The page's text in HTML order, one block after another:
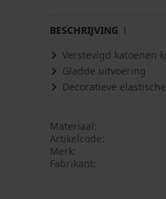
BESCHRIJVING
Verstevigd katoenen
Gladde uitvoering
Decoratieve
Materiaal
Artikelcode
Merk
Fabrikant